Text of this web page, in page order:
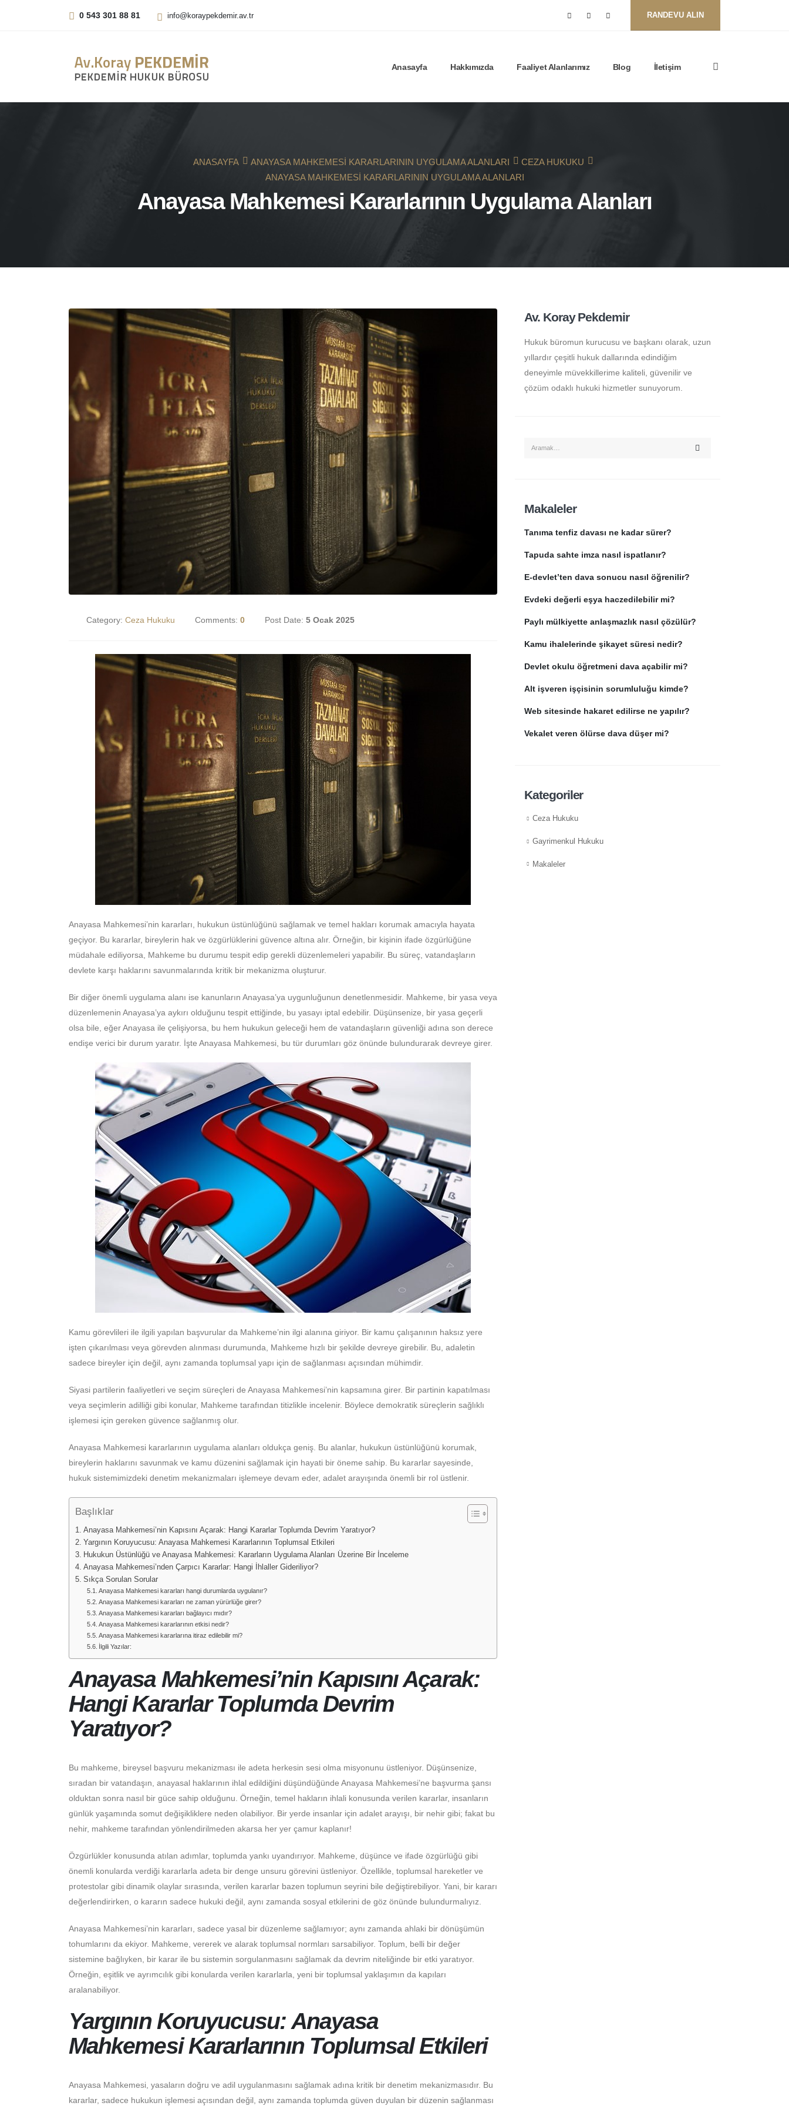
0 543 301 88 81 info@koraypekdemir.av.tr RANDEVU ALIN
Anasayfa Hakkımızda Faaliyet Alanlarımız Blog İletişim
ANASAYFA ANAYASA MAHKEMESI KARARLARININ UYGULAMA ALANLARI
CEZA HUKUKU
ANAYASA MAHKEMESI KARARLARININ UYGULAMA ALANLARI
Anayasa Mahkemesi Kararlarının Uygulama Alanları
Category: Ceza Hukuku Comments: 0 Post Date: 5 Ocak 2025
Anayasa Mahkemesi’nin kararları, hukukun üstünlüğünü sağlamak ve temel hakları korumak amacıyla hayata
geçiyor. Bu kararlar, bireylerin hak ve özgürlüklerini güvence altına alır. Örneğin, bir kişinin ifade özgürlüğüne
müdahale ediliyorsa, Mahkeme bu durumu tespit edip gerekli düzenlemeleri yapabilir. Bu süreç, vatandaşların
devlete karşı haklarını savunmalarında kritik bir mekanizma oluşturur.
Bir diğer önemli uygulama alanı ise kanunların Anayasa’ya uygunluğunun denetlenmesidir. Mahkeme, bir yasa veya
düzenlemenin Anayasa’ya aykırı olduğunu tespit ettiğinde, bu yasayı iptal edebilir. Düşünsenize, bir yasa geçerli
olsa bile, eğer Anayasa ile çelişiyorsa, bu hem hukukun geleceği hem de vatandaşların güvenliği adına son derece
endişe verici bir durum yaratır. İşte Anayasa Mahkemesi, bu tür durumları göz önünde bulundurarak devreye girer.
Kamu görevlileri ile ilgili yapılan başvurular da Mahkeme’nin ilgi alanına giriyor. Bir kamu çalışanının haksız yere
işten çıkarılması veya görevden alınması durumunda, Mahkeme hızlı bir şekilde devreye girebilir. Bu, adaletin
sadece bireyler için değil, aynı zamanda toplumsal yapı için de sağlanması açısından mühimdir.
Siyasi partilerin faaliyetleri ve seçim süreçleri de Anayasa Mahkemesi’nin kapsamına girer. Bir partinin kapatılması
veya seçimlerin adilliği gibi konular, Mahkeme tarafından titizlikle incelenir. Böylece demokratik süreçlerin sağlıklı
işlemesi için gereken güvence sağlanmış olur.
Anayasa Mahkemesi kararlarının uygulama alanları oldukça geniş. Bu alanlar, hukukun üstünlüğünü korumak,
bireylerin haklarını savunmak ve kamu düzenini sağlamak için hayati bir öneme sahip. Bu kararlar sayesinde,
hukuk sistemimizdeki denetim mekanizmaları işlemeye devam eder, adalet arayışında önemli bir rol üstlenir.
Başlıklar
Anayasa Mahkemesi’nin Kapısını Açarak: Hangi Kararlar Toplumda Devrim Yaratıyor?
Yargının Koruyucusu: Anayasa Mahkemesi Kararlarının Toplumsal Etkileri
Hukukun Üstünlüğü ve Anayasa Mahkemesi: Kararların Uygulama Alanları Üzerine Bir İnceleme
Anayasa Mahkemesi’nden Çarpıcı Kararlar: Hangi İhlaller Gideriliyor?
Sıkça Sorulan Sorular
Anayasa Mahkemesi kararları hangi durumlarda uygulanır?
Anayasa Mahkemesi kararları ne zaman yürürlüğe girer?
Anayasa Mahkemesi kararları bağlayıcı mıdır?
Anayasa Mahkemesi kararlarının etkisi nedir?
Anayasa Mahkemesi kararlarına itiraz edilebilir mi?
İlgili Yazılar:
Anayasa Mahkemesi’nin Kapısını Açarak:
Hangi Kararlar Toplumda Devrim
Yaratıyor?
Bu mahkeme, bireysel başvuru mekanizması ile adeta herkesin sesi olma misyonunu üstleniyor. Düşünsenize,
sıradan bir vatandaşın, anayasal haklarının ihlal edildiğini düşündüğünde Anayasa Mahkemesi’ne başvurma şansı
olduktan sonra nasıl bir güce sahip olduğunu. Örneğin, temel hakların ihlali konusunda verilen kararlar, insanların
günlük yaşamında somut değişikliklere neden olabiliyor. Bir yerde insanlar için adalet arayışı, bir nehir gibi; fakat bu
nehir, mahkeme tarafından yönlendirilmeden akarsa her yer çamur kaplanır!
Özgürlükler konusunda atılan adımlar, toplumda yankı uyandırıyor. Mahkeme, düşünce ve ifade özgürlüğü gibi
önemli konularda verdiği kararlarla adeta bir denge unsuru görevini üstleniyor. Özellikle, toplumsal hareketler ve
protestolar gibi dinamik olaylar sırasında, verilen kararlar bazen toplumun seyrini bile değiştirebiliyor. Yani, bir kararı
değerlendirirken, o kararın sadece hukuki değil, aynı zamanda sosyal etkilerini de göz önünde bulundurmalıyız.
Anayasa Mahkemesi’nin kararları, sadece yasal bir düzenleme sağlamıyor; aynı zamanda ahlaki bir dönüşümün
tohumlarını da ekiyor. Mahkeme, vererek ve alarak toplumsal normları sarsabiliyor. Toplum, belli bir değer
sistemine bağlıyken, bir karar ile bu sistemin sorgulanmasını sağlamak da devrim niteliğinde bir etki yaratıyor.
Örneğin, eşitlik ve ayrımcılık gibi konularda verilen kararlarla, yeni bir toplumsal yaklaşımın da kapıları
aralanabiliyor.
Yargının Koruyucusu: Anayasa
Mahkemesi Kararlarının Toplumsal Etkileri
Anayasa Mahkemesi, yasaların doğru ve adil uygulanmasını sağlamak adına kritik bir denetim mekanizmasıdır. Bu
kararlar, sadece hukukun işlemesi açısından değil, aynı zamanda toplumda güven duyulan bir düzenin sağlanması
Av. Koray Pekdemir
Hukuk büromun kurucusu ve başkanı olarak, uzun
yıllardır çeşitli hukuk dallarında edindiğim
deneyimle müvekkillerime kaliteli, güvenilir ve
çözüm odaklı hukuki hizmetler sunuyorum.
Makaleler
Tanıma tenfiz davası ne kadar sürer?
Tapuda sahte imza nasıl ispatlanır?
E-devlet’ten dava sonucu nasıl öğrenilir?
Evdeki değerli eşya haczedilebilir mi?
Paylı mülkiyette anlaşmazlık nasıl çözülür?
Kamu ihalelerinde şikayet süresi nedir?
Devlet okulu öğretmeni dava açabilir mi?
Alt işveren işçisinin sorumluluğu kimde?
Web sitesinde hakaret edilirse ne yapılır?
Vekalet veren ölürse dava düşer mi?
Kategoriler
Ceza Hukuku
Gayrimenkul Hukuku
Makaleler